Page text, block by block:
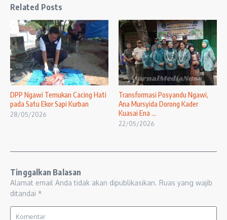
Related Posts
DPP Ngawi Temukan Cacing Hati
pada Satu Ekor Sapi Kurban
28/05/2026
Transformasi Posyandu Ngawi,
Ana Mursyida Dorong Kader
Kuasai Ena ...
22/05/2026
Tinggalkan Balasan
Alamat email Anda tidak akan dipublikasikan. Ruas yang wajib
ditandai *